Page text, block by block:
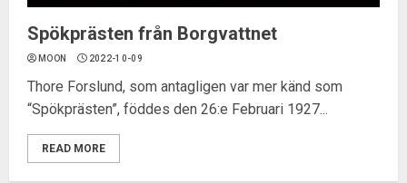
Spökprästen från Borgvattnet
MOON 2022-10-09
Thore Forslund, som antagligen var mer känd som
“Spökprästen”, föddes den 26:e Februari 1927...
READ MORE